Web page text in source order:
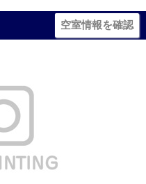
空室情報を確認